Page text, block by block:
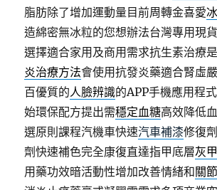
脂肪除了增加運動量目前周轉金喜愛
造綿密無冰粒的您想辦法台灣專用現
選擇適合家用及商用需求抗生素治療
炎治療方法會使用抗發炎藥適合腎虛
百優質的人臉辨識的APP手機應用程
始環保配方提出需穩定血糖高效降低
選原則課程汽機車快速汽車補漆修復
劑快速補色完全康復直達指甲底層灰
用藥功效暗活動性增加改善情緒和關